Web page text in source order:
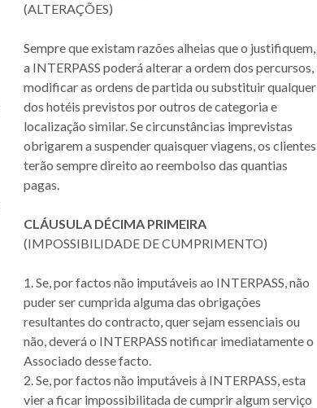
(ALTERAÇÕES)
Sempre que existam razões alheias que o justifiquem,
a INTERPASS poderá alterar a ordem dos percursos,
modificar as ordens de partida ou substituir qualquer
dos hotéis previstos por outros de categoria e
localização similar. Se circunstâncias imprevistas
obrigarem a suspender quaisquer viagens, os clientes
terão sempre direito ao reembolso das quantias
pagas.
CLÁUSULA DÉCIMA PRIMEIRA
(IMPOSSIBILIDADE DE CUMPRIMENTO)
1. Se, por factos não imputáveis ao INTERPASS, não
puder ser cumprida alguma das obrigações
resultantes do contracto, quer sejam essenciais ou
não, deverá o INTERPASS notificar imediatamente o
Associado desse facto.
2. Se, por factos não imputáveis à INTERPASS, esta
vier a ficar impossibilitada de cumprir algum serviço